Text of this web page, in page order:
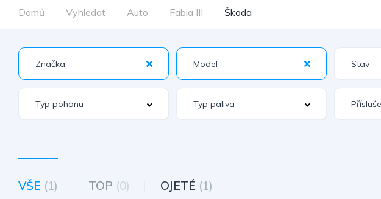
Domů Vyhledat Auto Fabia III Škoda
VŠE (1) TOP (0) OJETÉ (1)